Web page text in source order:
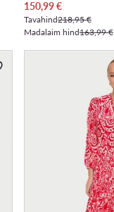
Praegune hind
150,99€
Tavahind218,95 €
Madalaim hind163,99 €